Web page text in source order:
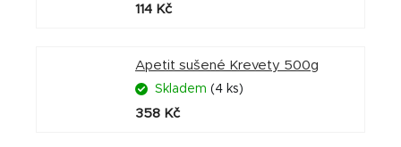
114 Kč
Apetit sušené Krevety 500g
Skladem (4 ks)
358 Kč